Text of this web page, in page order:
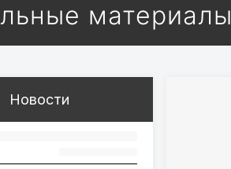
материалы
Новости